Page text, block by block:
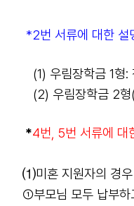
*2번 서류에 대한 설
(1) 우림장학금 1형
(2) 우림장학금 2형
*4번, 5번 서류에 대
⑴미혼 지원자의 경우
①부모님 모두 납부하